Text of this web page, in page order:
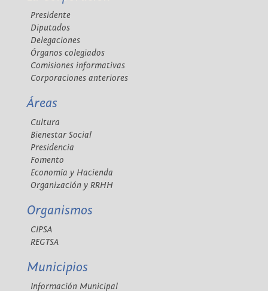
Presidente
Diputados
Delegaciones
Órganos colegiados
Comisiones informativas
Corporaciones anteriores
Áreas
Cultura
Bienestar Social
Presidencia
Fomento
Economía y Hacienda
Organización y RRHH
Organismos
CIPSA
REGTSA
Municipios
Información Municipal